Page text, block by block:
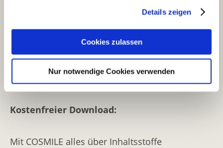
Erfahren Sie in unsererDatenschutzerklärungmehr
darüber, wer wir sind, wie Sie uns kontaktieren können
und wie wir personenbezogene Daten verarbeiten.
Sie können Ihre Einwilligung jederzeit von derCookie-
Details zeigen
Cookies zulassen
Nur notwendige Cookies verwenden
Warum sind diese Stoffe im Produkt
enthalten? Welche Funktionen haben sie?
Sind Inhaltsstoffe im Produkt, die ich meiden
muss (z. B. als Allergiker)?
Hat sich die Zusammensetzung „meiner“
Produkte geändert?
Was bedeuten die Siegel auf dem Produkt?
Kostenfreier Download:
Mit COSMILE alles über Inhaltsstoffe